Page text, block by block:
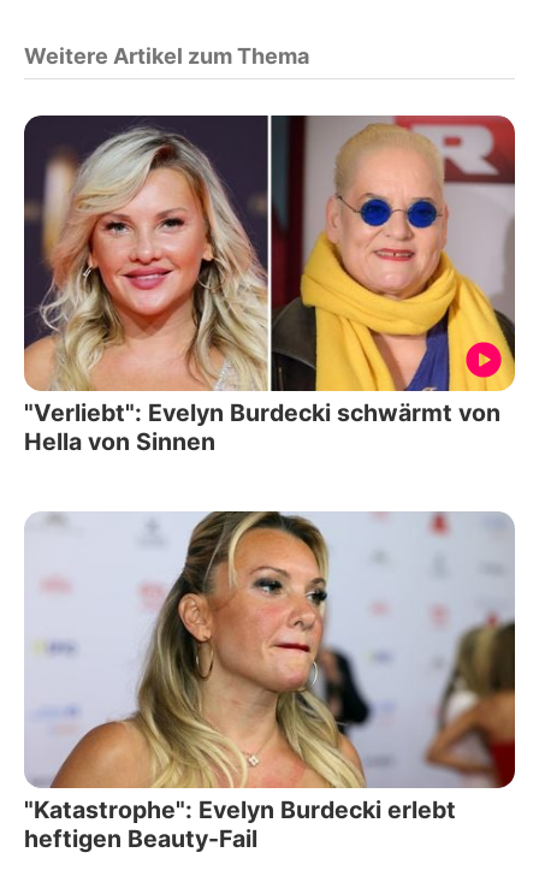
Weitere Artikel zum Thema
"Verliebt": Evelyn Burdecki schwärmt von
Hella von Sinnen
"Katastrophe": Evelyn Burdecki erlebt
heftigen Beauty-Fail